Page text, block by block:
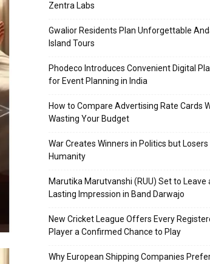
Zentra Labs
Gwalior Residents Plan Unforgettable
Island Tours
Phodeco Introduces Convenient Digital
for Event Planning in India
How to Compare Advertising Rate Cards
Wasting Your Budget
War Creates Winners in Politics but Losers
Humanity
Marutika Marutvanshi (RUU) Set to Leave
Lasting Impression in Band Darwajo
New Cricket League Offers Every
Player a Confirmed Chance to Play
Why European Shipping Companies